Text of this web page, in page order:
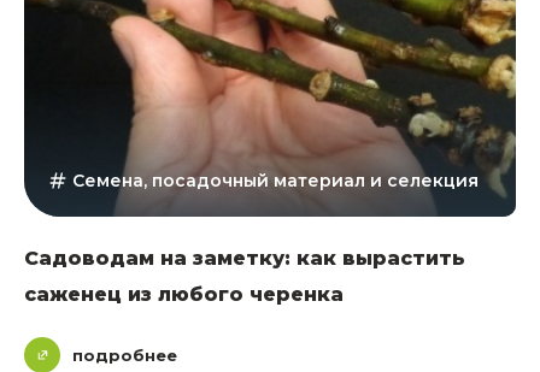
Семена, посадочный материал и селекция
Садоводам на заметку: как вырастить
саженец из любого черенка
подробнее